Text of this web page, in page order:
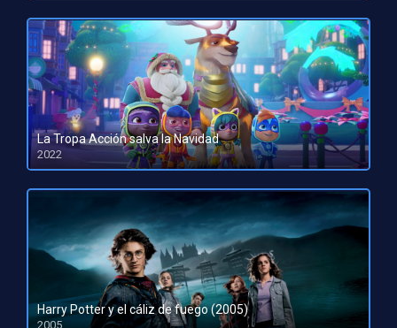
La Tropa Acción salva la Navidad
2022
HD 1080pHD 720p
Harry Potter y el cáliz de fuego (2005)
2005